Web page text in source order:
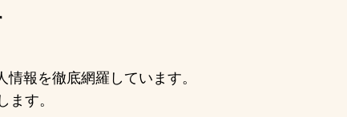
報を徹底網羅しています。
す。